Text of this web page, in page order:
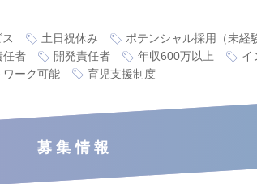
土日祝休み
ポテンシャル採用（未経
任者 開発責任者 年収600万以上
イ
ワーク可能 育児支援制度
募集情報